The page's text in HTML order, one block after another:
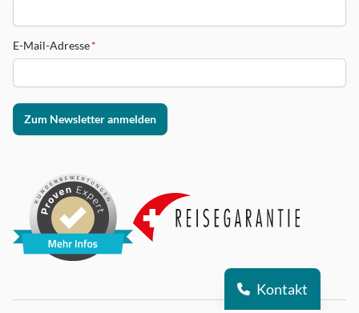
Kontakt
E-Mail-Adresse*
Zum Newsletter anmelden